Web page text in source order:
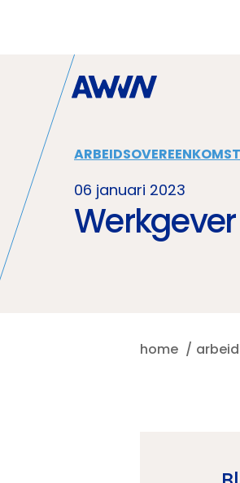
ARBEIDSOVEREENKOMST
06 januari 2023
home